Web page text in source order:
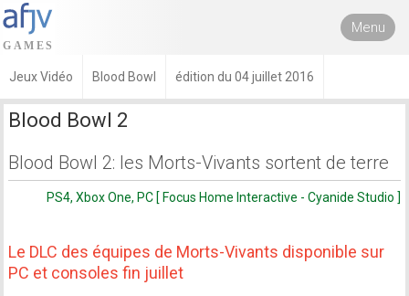
Menu
Jeux Vidéo Blood Bowl édition du 04 juillet 2016
Blood Bowl 2
Blood Bowl 2: les Morts-Vivants sortent de terre
PS4, Xbox One, PC [ Focus Home Interactive - Cyanide Studio ]
Le DLC des équipes de Morts-Vivants disponible sur
PC et consoles fin juillet